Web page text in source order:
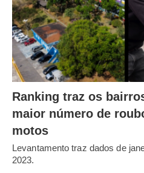
Ranking traz os
maior número de
motos
Levantamento traz dados de
2023.